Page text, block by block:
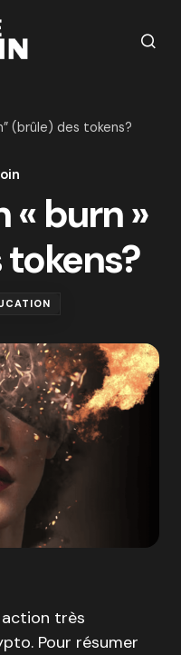
(brûle) des tokens?
« burn »
action très
Pour résumer